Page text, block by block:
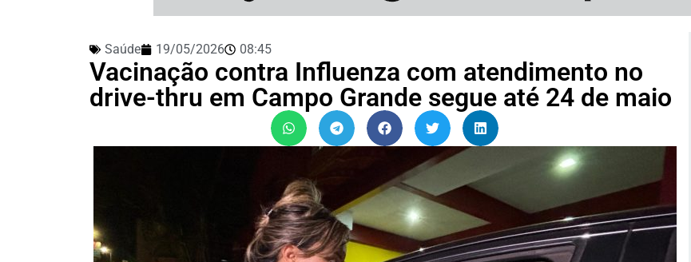
Saúde 19/05/2026 08:45
Vacinação contra Influenza com atendimento no
drive-thru em Campo Grande segue até 24 de maio